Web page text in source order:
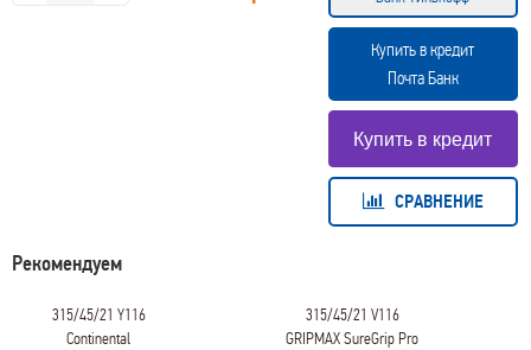
Купить в кредит
Почта Банк
СРАВНЕНИЕ
Рекомендуем
315/45/21 Y116
Continental
315/45/21 V116
GRIPMAX SureGrip Pro